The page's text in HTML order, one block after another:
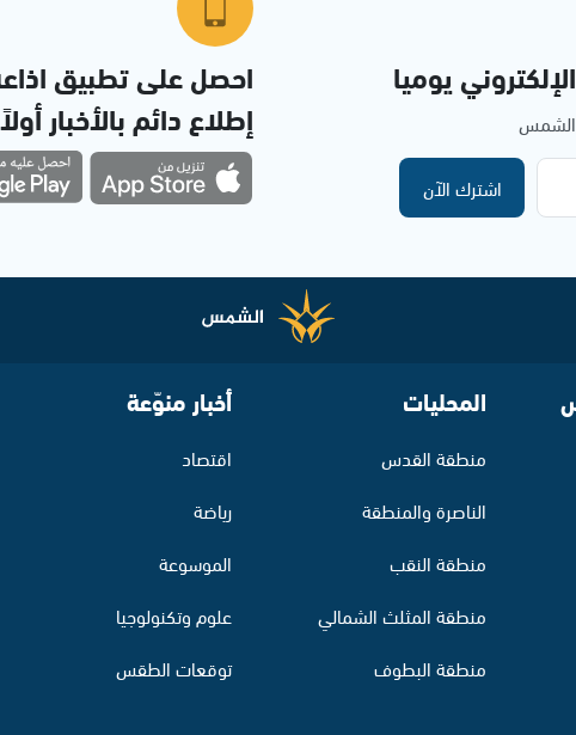
يوميا
الشمس
اشترك الآن
احصل على تطبيق
إطلاع دائم بالأخبار
المحليات
منطقة القدس
الناصرة والمنطقة
منطقة النقب
منطقة المثلث الشمالي
منطقة البطوف
أخبار منوّعة
اقتصاد
رياضة
الموسوعة
علوم وتكنولوجيا
توقعات الطقس